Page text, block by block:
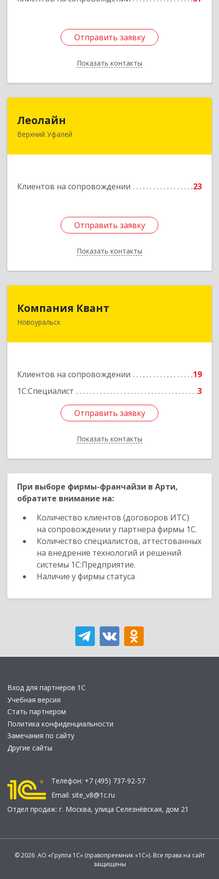
Отправить заявку
Показать контакты
Отправить заявку
Назад
Леолайн
Верхний Уфалей
Клиентов на сопровождении 23
Отправить заявку
Показать контакты
456800, Челябинская обл, Верхний Уфалей г,
Отправить заявку
Назад
Компания Квант
Новоуральск
Клиентов на сопровождении
19
1С:Специалист
3
Отправить заявку
Показать контакты
624130, Свердловская обл, Новоуральск г,
Отправить заявку
Назад
При выборе фирмы-франчайзи в Арти,
обратите внимание на:
Количество клиентов (договоров ИТС)
на сопровождении у партнера фирмы 1С.
Количество специалистов, аттестованных
на внедрение технологий и решений
системы 1С:Предприятие.
Наличие у фирмы статуса
Вход для партнеров 1С
Учебная версия
Стать партнером
Политика конфиденциальности
Замечания по сайту
Другие сайты
Телефон: +7 (495) 737-92-57
Email: site_v8@1c.ru
Отдел продаж: г. Москва, улица Селезнёвская, дом 21
© 2026 АО «Группа 1С» (правопреемник «1С»). Все права на сайт
защищены